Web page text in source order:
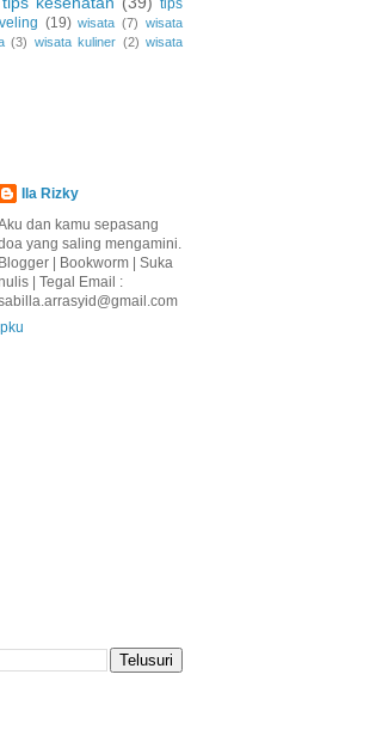
tips
(19) wisata (7) wisata
(3) wisata kuliner (2) wisata
Ila Rizky
dan kamu sepasang
yang saling mengamini.
Blogger | Bookworm | Suka
| Tegal Email :